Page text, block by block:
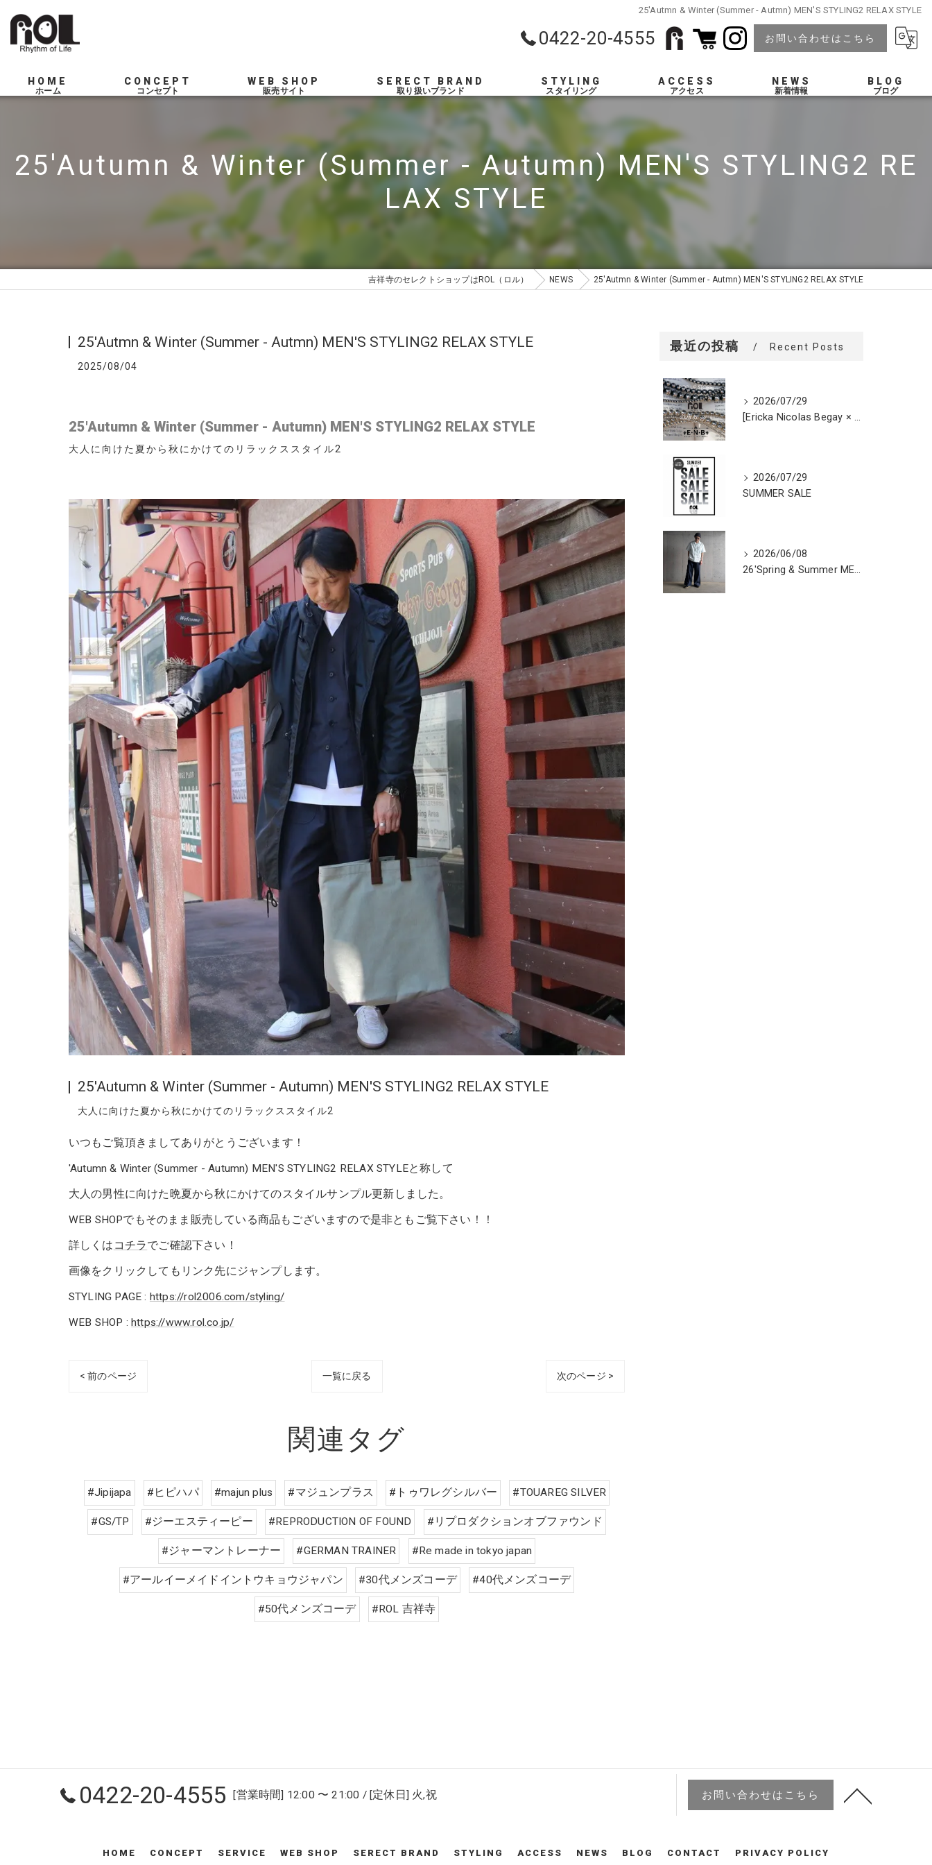
25'Autmn & Winter (Summer - Autmn) MEN'S STYLING2 RELAX STYLE
0422-20-4555 お問い合わせはこちら
HOME CONCEPT WEB SHOP SERECT BRAND STYLING ACCESS NEWS BLOG
25'Autumn & Winter (Summer - Autumn) MEN'S STYLING2 RE
LAX STYLE
吉祥寺のセレクトショップはROL（ロル） NEWS 25'Autmn & Winter (Summer - Autmn) MEN'S STYLING2 RELAX STYLE
25'Autmn & Winter (Summer - Autmn) MEN'S STYLING2 RELAX STYLE
2025/08/04
25'Autumn & Winter (Summer - Autumn) MEN'S STYLING2 RELAX STYLE
大人に向けた夏から秋にかけてのリラックススタイル2
25'Autumn & Winter (Summer - Autumn) MEN'S STYLING2 RELAX STYLE
大人に向けた夏から秋にかけてのリラックススタイル2
いつもご覧頂きましてありがとうございます！
'Autumn & Winter (Summer - Autumn) MEN'S STYLING2 RELAX STYLEと称して
大人の男性に向けた晩夏から秋にかけてのスタイルサンプル更新しました。
WEB SHOPでもそのまま販売している商品もございますので是非ともご覧下さい！！
詳しくは コチラでご確認下さい！
画像をクリックしてもリンク先にジャンプします。
STYLING PAGE : https://rol2006.com/styling/
WEB SHOP : https://www.rol.co.jp/
< 前のページ 一覧に戻る 次のページ >
関連タグ
#Jipijapa #ヒピハパ #majun plus #マジュンプラス #トゥワレグシルバー #TOUAREG SILVER
#GS/TP #ジーエスティーピー #REPRODUCTION OF FOUND #リプロダクションオブファウンド
#ジャーマントレーナー #GERMAN TRAINER #Re made in tokyo japan
#アールイーメイドイントウキョウジャパン #30代メンズコーデ #40代メンズコーデ
#50代メンズコーデ #ROL 吉祥寺
最近の投稿 Recent Posts
2026/07/29
[Ericka Nicolas Begay × ROL POP UP STORE]
2026/07/29
SUMMER SALE
2026/06/08
26'Spring & Summer MEN'S STYLING5 / High Summer RELAX STYLE 1
0422-20-4555 [営業時間] 12:00 〜 21:00 / [定休日] 火,祝 お問い合わせはこちら
HOME CONCEPT SERVICE WEB SHOP SERECT BRAND STYLING ACCESS NEWS BLOG CONTACT PRIVACY POLICY